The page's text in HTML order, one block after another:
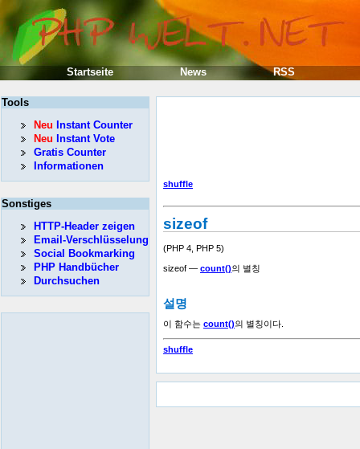
shuffle
sizeof
(PHP 4, PHP 5)
sizeof — count()의 별칭
설명
이 함수는 count()의 별칭이다.
shuffle
Tools
Neu Instant Counter
Neu Instant Vote
Gratis Counter
Informationen
Sonstiges
HTTP-Header zeigen
Email-Verschlüsselung
Social Bookmarking
PHP Handbücher
Durchsuchen
Startseite News RSS